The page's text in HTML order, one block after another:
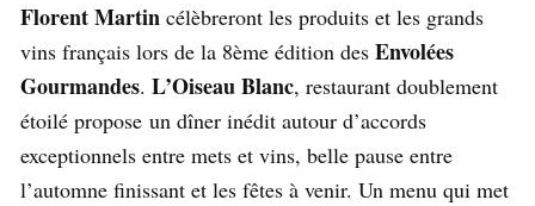
Florent Martin célèbreront les produits et les grands
vins français lors de la 8ème édition des Envolées
Gourmandes. L’Oiseau Blanc, restaurant doublement
étoilé propose un dîner inédit autour d’accords
exceptionnels entre mets et vins, belle pause entre
l’automne finissant et les fêtes à venir. Un menu qui met